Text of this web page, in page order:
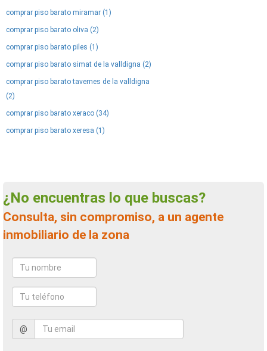
comprar piso barato miramar (1)
comprar piso barato oliva (2)
comprar piso barato piles (1)
comprar piso barato simat de la valldigna (2)
comprar piso barato tavernes de la valldigna
(2)
comprar piso barato xeraco (34)
comprar piso barato xeresa (1)
¿No encuentras lo que buscas?
Consulta, sin compromiso, a un agente
inmobiliario de la zona
@